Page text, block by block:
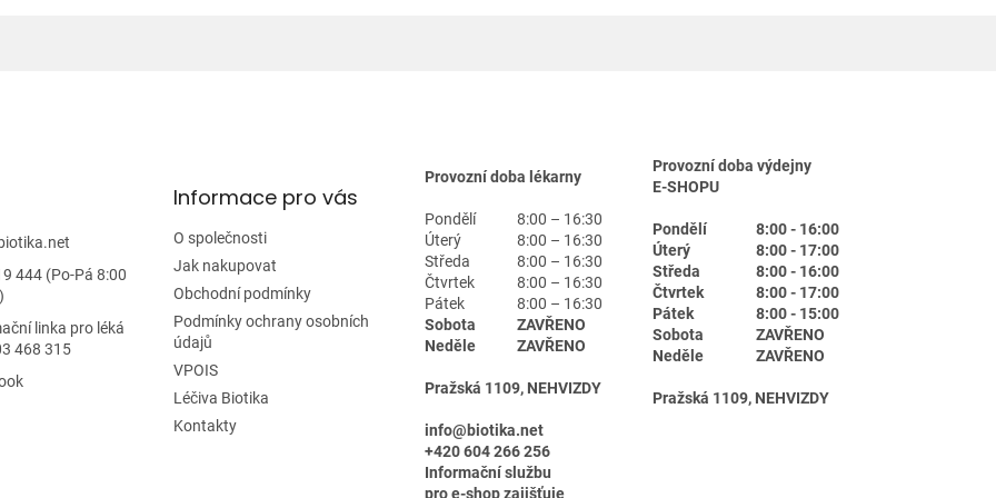
biotika.net
444 (Po-Pá 8:00
linka pro léká
468 315
Informace pro vás
O společnosti
Jak nakupovat
Obchodní podmínky
Podmínky ochrany osobních
údajů
VPOIS
Léčiva Biotika
Kontakty
Provozní doba lékarny
Pondělí
8:00 – 16:30
Úterý
8:00 – 16:30
Středa
8:00 – 16:30
Čtvrtek
8:00 – 16:30
Pátek
8:00 – 16:30
Sobota
ZAVŘENO
Neděle
ZAVŘENO
Pražská 1109, NEHVIZDY
info@biotika.net
+420 604 266 256
Informační službu
pro e-shop zajišťuje
Provozní doba výdejny
E-SHOPU
Pondělí
8:00 - 16:00
Úterý
8:00 - 17:00
Středa
8:00 - 16:00
Čtvrtek
8:00 - 17:00
Pátek
8:00 - 15:00
Sobota
ZAVŘENO
Neděle
ZAVŘENO
Pražská 1109, NEHVIZDY